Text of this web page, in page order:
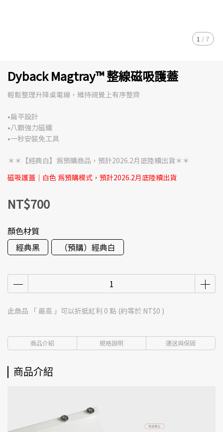
1 / 7
Dyback Magtray™ 整線磁吸護蓋
輕鬆整理升降桌電線，維持視覺上有序整齊
•扁平設計
•八顆強力磁鐵
•一秒安裝免工具
＊＊【經典白】為預購商品，預計2026.2月底陸續出貨＊＊
磁吸護蓋｜白色 為預購模式，預計2026.2月底陸續出貨
NT$700
顏色材質
經典黑
（預購）經典白
此商品 「 最高 」可以折抵紅利 0 點 (約等於 NT$0 )
商品介紹 規格說明 運送與保固
商品介紹